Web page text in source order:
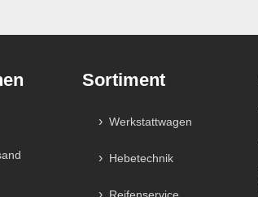
Sortiment
Werkstattwagen
Hebetechnik